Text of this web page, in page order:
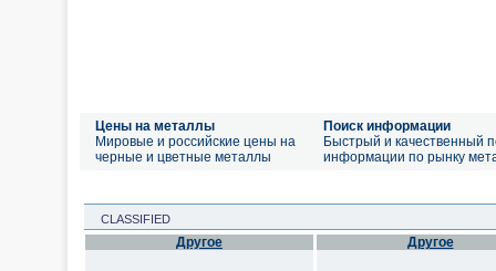
Цены на металлы
Мировые и российские цены на
черные и цветные металлы
Поиск информации
Быстрый и качественный
информации по рынку
CLASSIFIED
Другое Другое